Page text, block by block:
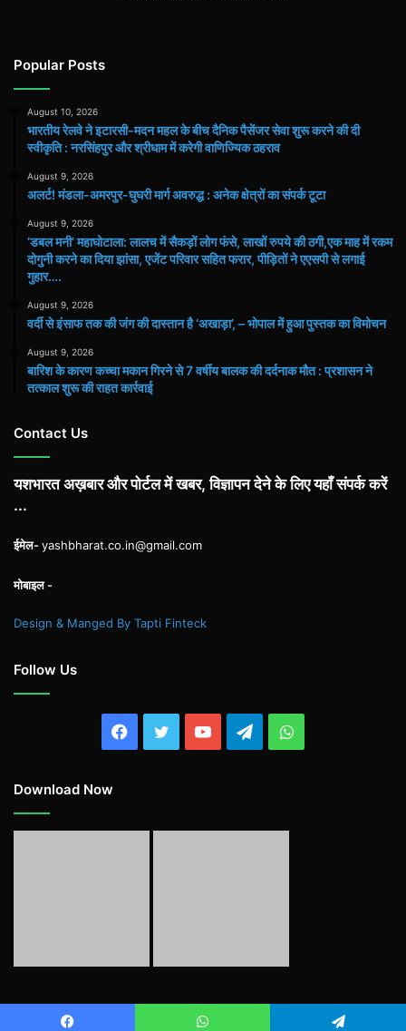
Popular Posts
August 10, 2026
भारतीय रेलवे ने इटारसी-मदन महल के बीच दैनिक पैसेंजर सेवा शुरू करने की दी
स्वीकृति : नरसिंहपुर और श्रीधाम में करेगी वाणिज्यिक ठहराव
August 9, 2026
अलर्ट! मंडला-अमरपुर-घुघरी मार्ग अवरुद्ध : अनेक क्षेत्रों का संपर्क टूटा
August 9, 2026
​’डबल मनी’ महाघोटाला: लालच में सैकड़ों लोग फंसे, लाखों रुपये की ठगी,एक माह में रकम
दोगुनी करने का दिया झांसा, एजेंट परिवार सहित फरार, पीड़ितों ने एएसपी से लगाई
गुहार….
August 9, 2026
वर्दी से इंसाफ तक की जंग की दास्तान है ‘अखाड़ा’, – भोपाल में हुआ पुस्तक का विमोचन
August 9, 2026
बारिश के कारण कच्चा मकान गिरने से 7 वर्षीय बालक की दर्दनाक मौत : प्रशासन ने
तत्काल शुरू की राहत कार्रवाई
Contact Us
यशभारत अख़बार और पोर्टल में खबर, विज्ञापन देने के लिए यहाँ संपर्क करें
...
ईमेल-yashbharat.co.in@gmail.com
मोबाइल -
Design & Manged By Tapti Finteck
Follow Us
Facebook
TwitterYouTubeTelegramWhatsApp
Download Now